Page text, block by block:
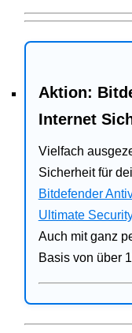
Aktion:
Internet
Vielfach
Sicherheit für
Bitdefender
Ultimate
Auch mit ganz
Basis von über